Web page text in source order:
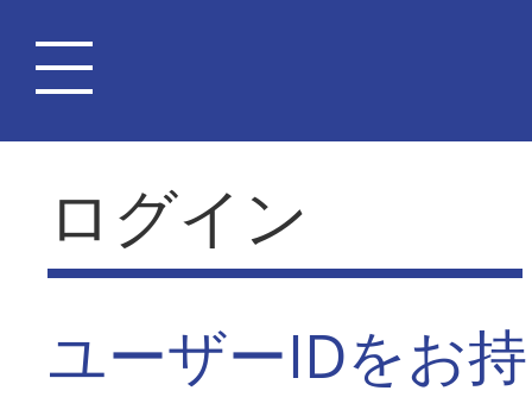
ログイン
ユーザーIDをお